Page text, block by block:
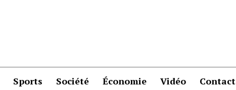
Sports Société Économie Vidéo Contact